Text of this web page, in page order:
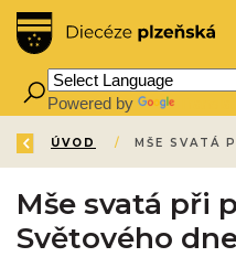
Powered by
ZPĚT
ÚVOD /
Mše svatá při
Světového